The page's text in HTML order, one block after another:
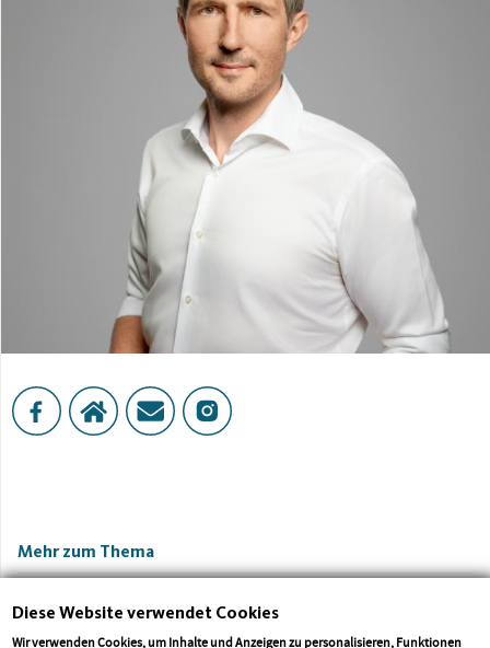
Mehr zum Thema
Diese Website verwendet Cookies
Wir verwenden Cookies, um Inhalte und Anzeigen zu personalisieren, Funktionen